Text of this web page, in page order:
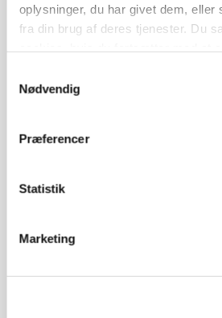
oplysninger, du har givet dem, eller
fra din brug af deres tjenester. Du
Nødvendig
Præferencer
Statistik
Marketing
gødskningslov
Annonce
Snart kan man søge tilskud